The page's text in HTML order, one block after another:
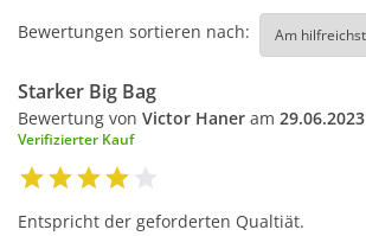
Bewertungen sortieren nach:
Starker Big Bag
Bewertung von Victor Haner am 29.06.2023
Verifizierter Kauf
Entspricht der geforderten Qualtiät.